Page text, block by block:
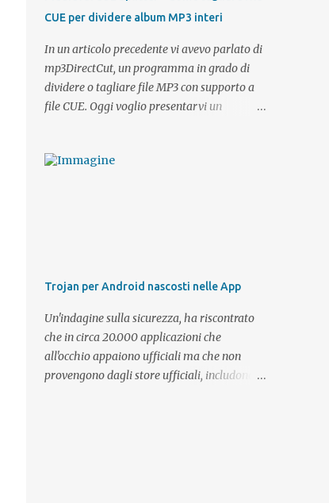
sempre con voi la possibilità di visualizzare i
profili degli utenti per intero, chattare,
inviare messaggi, effettuare una ricerca etc..
Semplice e veloce e soprattutto comoda,
direttamente dall'ufficio, dal bus o dal parco
potrete sempre avere la possibilità di restare
fare nuovi incontri, Lovepedia App è
CUE per dividere album MP3 interi
In un articolo precedente vi avevo parlato di
mp3DirectCut, un programma in grado di
dividere o tagliare file MP3 con supporto a
file CUE. Oggi voglio presentarvi un
lavoro che nella sua semplicità viene svolto
Trojan per Android nascosti nelle App
Un'indagine sulla sicurezza, ha riscontrato
che in circa 20.000 applicazioni che
all'occhio appaiono ufficiali ma che non
provengono dagli store ufficiali, includono